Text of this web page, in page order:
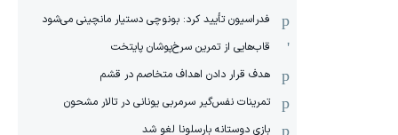
فدراسیون تأیید کرد: بونوچی دستیار مانچینی می‌شود
قاب‌هایی از تمرین سرخ‌پوشان پایتخت
هدف قرار دادن اهداف متخاصم در قشم
‏تمرینات نفس‌گیر سرمربی یونانی در تالار مشحون
بازی دوستانه بارسلونا لغو شد